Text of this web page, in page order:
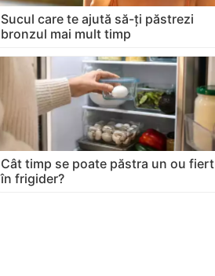
Sucul care te ajută să-ți păstrezi
bronzul mai mult timp
Cât timp se poate păstra un ou fiert
în frigider?